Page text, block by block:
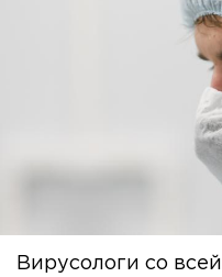
Вирусологи со